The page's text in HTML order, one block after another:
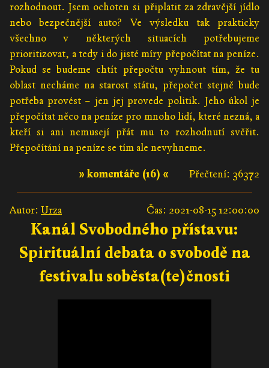
rozhodnout. Jsem ochoten si připlatit za zdravější jídlo
nebo bezpečnější auto? Ve výsledku tak prakticky
všechno v některých situacích potřebujeme
prioritizovat, a tedy i do jisté míry přepočítat na peníze.
Pokud se budeme chtít přepočtu vyhnout tím, že tu
oblast necháme na starost státu, přepočet stejně bude
potřeba provést – jen jej provede politik. Jeho úkol je
přepočítat něco na peníze pro mnoho lidí, které nezná, a
kteří si ani nemusejí přát mu to rozhodnutí svěřit.
Přepočítání na peníze se tím ale nevyhneme.
Přečtení: 36372
» komentáře (16) «
Autor: Urza Čas: 2021-08-15 12:00:00
Kanál Svobodného přístavu:
Spirituální debata o svobodě na
festivalu soběsta(te)čnosti